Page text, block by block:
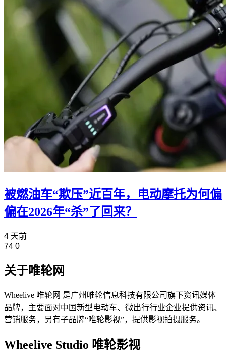
被燃油车“欺压”近百年，电动摩托为何偏
偏在2026年“杀”了回来？
4 天前
74 0
关于唯轮网
Wheelive 唯轮网 是广州唯轮信息科技有限公司旗下资讯媒体
品牌，主要面对中国新型电动车、微出行行业企业提供资讯、
营销服务，另有子品牌“唯轮影视”，提供影视拍摄服务。
Wheelive Studio 唯轮影视